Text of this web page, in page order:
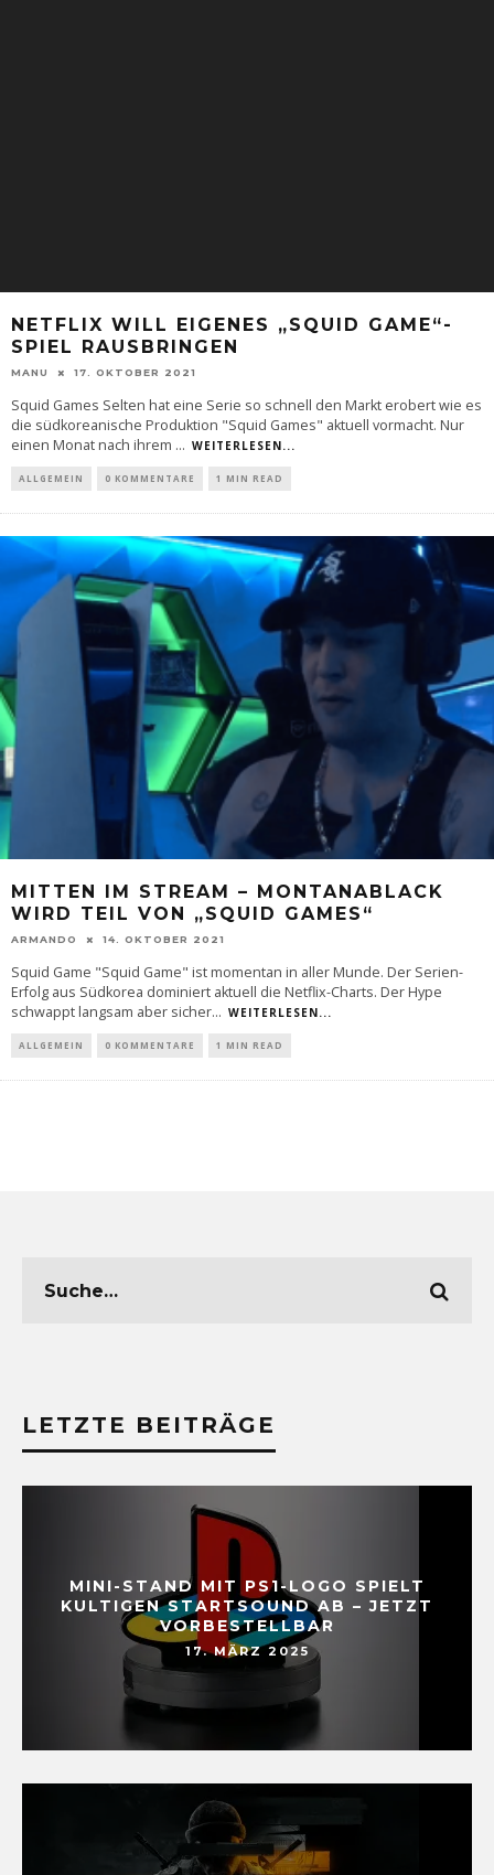
NETFLIX WILL EIGENES „SQUID GAME“-
SPIEL RAUSBRINGEN
MANU 17. OKTOBER 2021
Squid Games Selten hat eine Serie so schnell den Markt erobert wie es
die südkoreanische Produktion "Squid Games" aktuell vormacht. Nur
einen Monat nach ihrem ... WEITERLESEN...
ALLGEMEIN 0 KOMMENTARE 1 MIN READ
MITTEN IM STREAM – MONTANABLACK
WIRD TEIL VON „SQUID GAMES“
ARMANDO 14. OKTOBER 2021
Squid Game "Squid Game" ist momentan in aller Munde. Der Serien-
Erfolg aus Südkorea dominiert aktuell die Netflix-Charts. Der Hype
schwappt langsam aber sicher... WEITERLESEN...
ALLGEMEIN 0 KOMMENTARE 1 MIN READ
LETZTE BEITRÄGE
MINI-STAND MIT PS1-LOGO SPIELT
KULTIGEN STARTSOUND AB – JETZT
VORBESTELLBAR
17. MÄRZ 2025